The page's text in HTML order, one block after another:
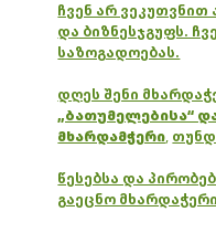
ჩვენ არ
და ბიზნესჯგუფს.
საზოგადოებას.
დღეს შენი
„ბათუმელებისა“
მხარდამჭერი,
წესებსა და
გაეცნო